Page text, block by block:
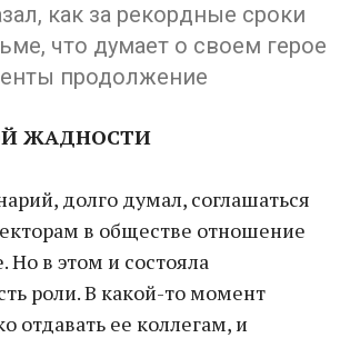
как за рекордные сроки
что думает о своем герое
продолжение
ЖАДНОСТИ
долго думал, соглашаться
в обществе отношение
Но в этом и состояла
роли. В какой-то момент
отдавать ее коллегам, и